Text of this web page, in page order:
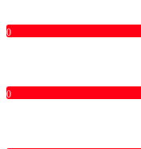
0
0